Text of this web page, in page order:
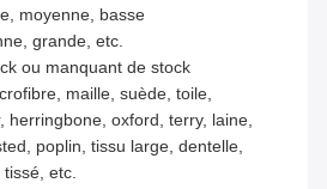
moyenne, basse
grande, etc.
ou manquant de stock
maille, suède, toile,
herringbone, oxford, terry, laine,
poplin, tissu large, dentelle,
etc.